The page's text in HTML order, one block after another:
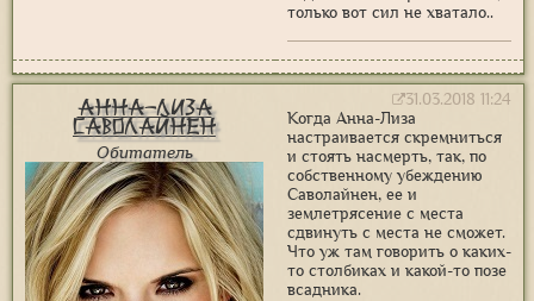
только вот сил не хватало..
Анна-Лиза
Саволайнен
Обитатель
31.03.2018 11:24
Когда Анна-Лиза
настраивается скремниться
и стоять насмерть, так, по
собственному убеждению
Саволайнен, ее и
землетрясение с места
сдвинуть с места не сможет.
Что уж там говорить о каких-
то столбиках и какой-то позе
всадника.